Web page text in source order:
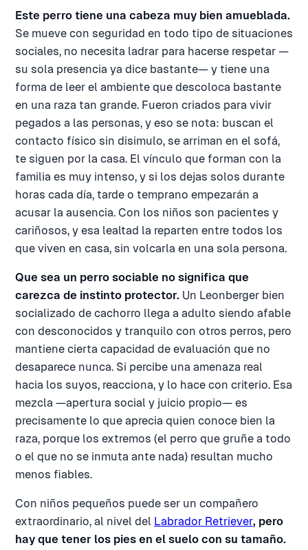
Este perro tiene una cabeza muy bien amueblada.
Se mueve con seguridad en todo tipo de situaciones
sociales, no necesita ladrar para hacerse respetar —
su sola presencia ya dice bastante— y tiene una
forma de leer el ambiente que descoloca bastante
en una raza tan grande. Fueron criados para vivir
pegados a las personas, y eso se nota: buscan el
contacto físico sin disimulo, se arriman en el sofá,
te siguen por la casa. El vínculo que forman con la
familia es muy intenso, y si los dejas solos durante
horas cada día, tarde o temprano empezarán a
acusar la ausencia. Con los niños son pacientes y
cariñosos, y esa lealtad la reparten entre todos los
que viven en casa, sin volcarla en una sola persona.
Que sea un perro sociable no significa que
carezca de instinto protector. Un Leonberger bien
socializado de cachorro llega a adulto siendo afable
con desconocidos y tranquilo con otros perros, pero
mantiene cierta capacidad de evaluación que no
desaparece nunca. Si percibe una amenaza real
hacia los suyos, reacciona, y lo hace con criterio. Esa
mezcla —apertura social y juicio propio— es
precisamente lo que aprecia quien conoce bien la
raza, porque los extremos (el perro que gruñe a todo
o el que no se inmuta ante nada) resultan mucho
menos fiables.
Con niños pequeños puede ser un compañero
extraordinario, al nivel del Labrador Retriever, pero
hay que tener los pies en el suelo con su tamaño.